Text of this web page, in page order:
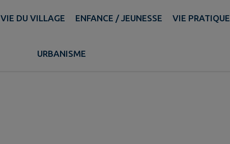
VIE DU VILLAGE ENFANCE / JEUNESSE VIE PRATIQUE
URBANISME